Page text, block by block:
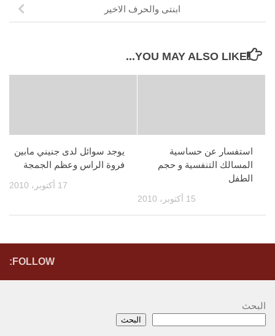
ابنتى والحرف الاخير
YOU MAY ALSO LIKE...
يوجد سوائل لدى جنيني مابين
فروة الراس وعظم الجمجة
17 أكتوبر، 2010
استفسار عن حساسية
المسالك التنفسية و حجم
الطفل
15 أكتوبر، 2010
FOLLOW:
البحث
البحث